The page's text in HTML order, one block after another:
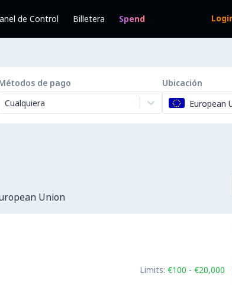
de Control Billetera Spend
de pago
Cualquiera
Ubicación
European
Union
Limits: €100 - €20,000